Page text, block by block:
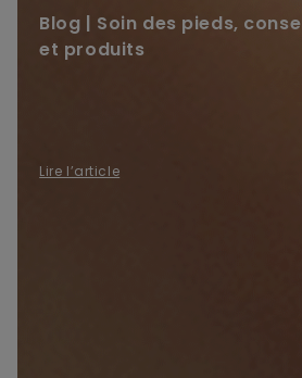
Blog | Soin des pieds,
et produits
Lire l’article